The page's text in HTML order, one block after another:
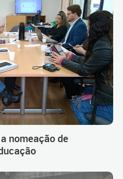
nomeação de